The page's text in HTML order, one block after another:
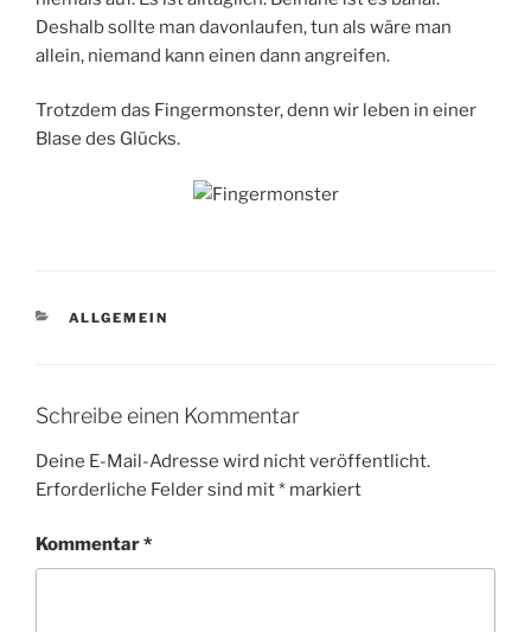
Deshalb sollte man davonlaufen, tun als wäre man
allein, niemand kann einen dann angreifen.
Trotzdem das Fingermonster, denn wir leben in einer
Blase des Glücks.
KATEGORIEN
ALLGEMEIN
Schreibe einen Kommentar
Deine E-Mail-Adresse wird nicht veröffentlicht.
Erforderliche Felder sind mit* markiert
Kommentar*